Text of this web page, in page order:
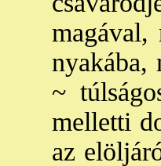
nyakába,
~
melletti
az